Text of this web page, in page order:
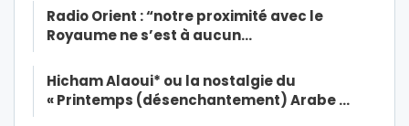
Radio Orient : “notre proximité avec le
Royaume ne s’est à aucun…
Hicham Alaoui* ou la nostalgie du
« Printemps (désenchantement) Arabe …